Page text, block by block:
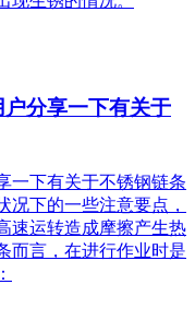
分享一下有关于
一下有关于不锈钢链条
况下的一些注意要点，
速运转造成摩擦产生热
而言，在进行作业时是